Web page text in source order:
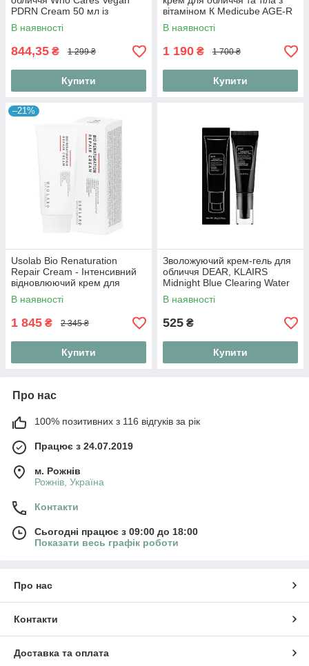
PDRN Cream 50 мл із
веганськими
полінуклеотидами
В наявності
844,35 ₴ 1 299 ₴
Купити
вітаміном К Medicube AGE-R
Vita K Cream 100 ml
В наявності
1 190 ₴ 1 700 ₴
Купити
–21%
Usolab Bio Renaturation
Repair Cream - Інтенсивний
відновлюючий крем для
обличчя, 50 мл
В наявності
1 845 ₴ 2 345 ₴
Купити
Зволожуючий крем-гель для
обличчя DEAR, KLAIRS
Midnight Blue Clearing Water
Cream 20 г
В наявності
525 ₴
Купити
Про нас
100% позитивних з 116 відгуків за рік
Працює з 24.07.2019
м. Рожнів
Рожнів, Україна
Контакти
Сьогодні працює з 09:00 до 18:00
Показати весь графік роботи
Про нас
Контакти
Доставка та оплата